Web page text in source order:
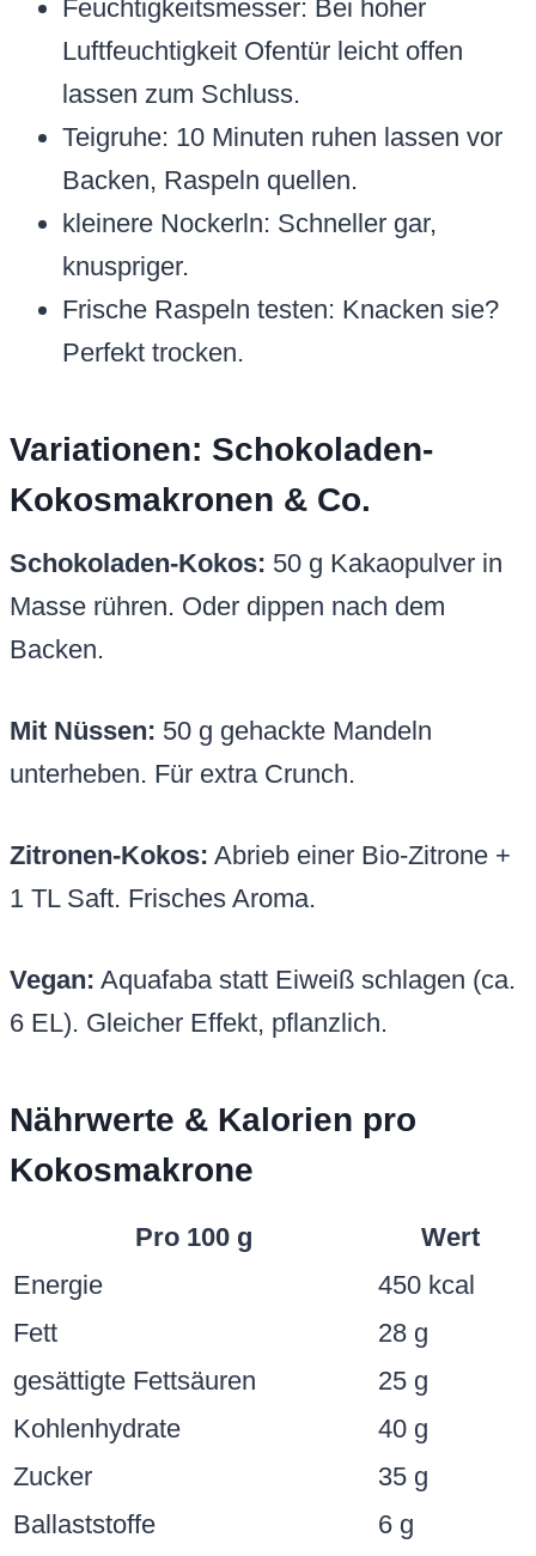
Feuchtigkeitsmesser: Bei hoher
Luftfeuchtigkeit Ofentür leicht offen
lassen zum Schluss.
Teigruhe: 10 Minuten ruhen lassen vor
Backen, Raspeln quellen.
kleinere Nockerln: Schneller gar,
knuspriger.
Frische Raspeln testen: Knacken sie?
Perfekt trocken.
Variationen: Schokoladen-
Kokosmakronen & Co.
Schokoladen-Kokos: 50 g Kakaopulver in
Masse rühren. Oder dippen nach dem
Backen.
Mit Nüssen: 50 g gehackte Mandeln
unterheben. Für extra Crunch.
Zitronen-Kokos: Abrieb einer Bio-Zitrone +
1 TL Saft. Frisches Aroma.
Vegan: Aquafaba statt Eiweiß schlagen (ca.
6 EL). Gleicher Effekt, pflanzlich.
Nährwerte & Kalorien pro
Kokosmakrone
Pro 100 g
Wert
Energie
450 kcal
Fett
28 g
gesättigte Fettsäuren
25 g
Kohlenhydrate
40 g
Zucker
35 g
Ballaststoffe
6 g